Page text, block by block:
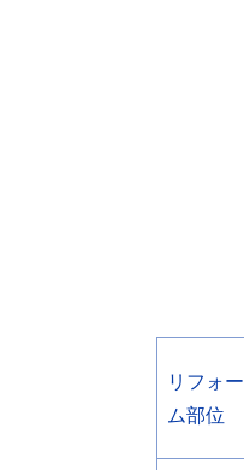
リフォー
ム部位